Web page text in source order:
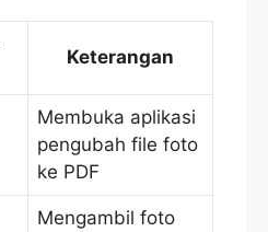
Keterangan
Membuka aplikasi
pengubah file foto
ke PDF
Mengambil foto